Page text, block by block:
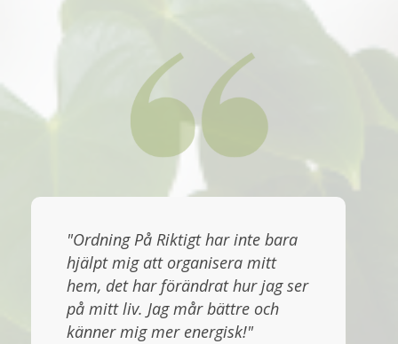
"Ordning På Riktigt har inte bara
hjälpt mig att organisera mitt
hem, det har förändrat hur jag ser
på mitt liv. Jag mår bättre och
känner mig mer energisk!"